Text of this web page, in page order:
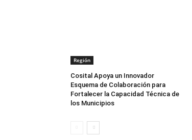
Región
Cosital Apoya un Innovador
Esquema de Colaboración para
Fortalecer la Capacidad Técnica de
los Municipios